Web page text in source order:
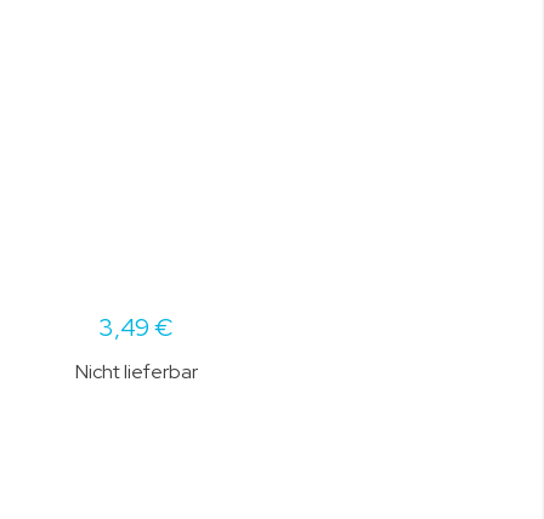
3,49 €
Nicht lieferbar